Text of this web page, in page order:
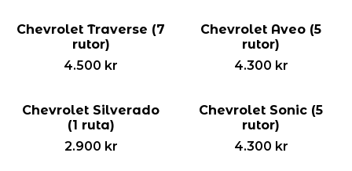
Chevrolet Traverse (7
rutor)
4.500 kr
Chevrolet Aveo (5
rutor)
4.300 kr
Chevrolet Silverado
(1 ruta)
2.900 kr
Chevrolet Sonic (5
rutor)
4.300 kr